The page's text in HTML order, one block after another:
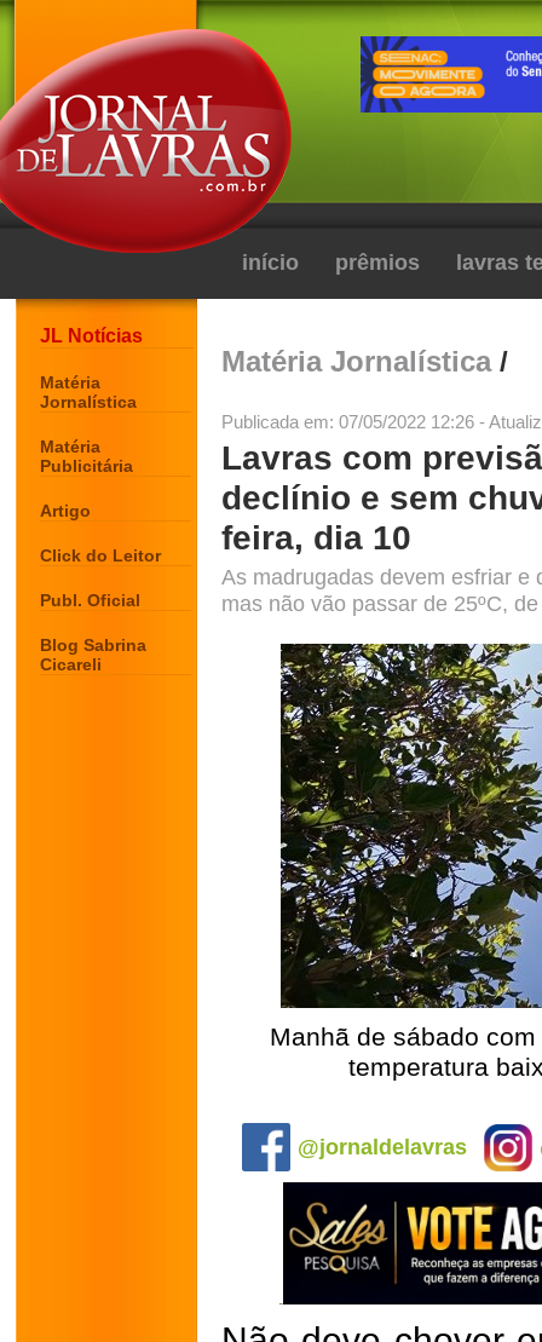
início prêmios lavras
JL Notícias
Matéria
Jornalística
Matéria
Publicitária
Artigo
Click do Leitor
Publ. Oficial
Blog Sabrina
Cicareli
Matéria Jornalística/
Publicada em: 07/05/2022 12:26 -
Lavras com
declínio e sem
feira, dia 10
As madrugadas devem esfriar e
mas não vão passar de 25ºC,
Manhã de sábado
temperatura
@jornaldelavras